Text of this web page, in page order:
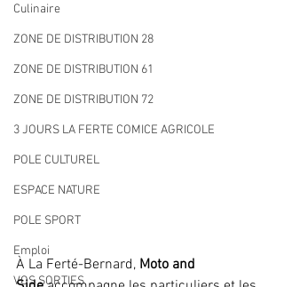
Culinaire
ZONE DE DISTRIBUTION 28
ZONE DE DISTRIBUTION 61
ZONE DE DISTRIBUTION 72
3 JOURS LA FERTE COMICE AGRICOLE
POLE CULTUREL
ESPACE NATURE
POLE SPORT
Emploi
VOS SORTIES
À La Ferté-Bernard, Moto and